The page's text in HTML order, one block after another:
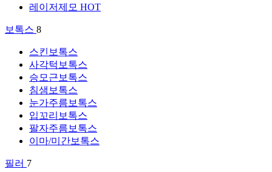
레이저제모 HOT
보톡스 8
스킨보톡스
사각턱보톡스
승모근보톡스
침샘보톡스
눈가주름보톡스
입꼬리보톡스
팔자주름보톡스
이마/미간보톡스
필러 7